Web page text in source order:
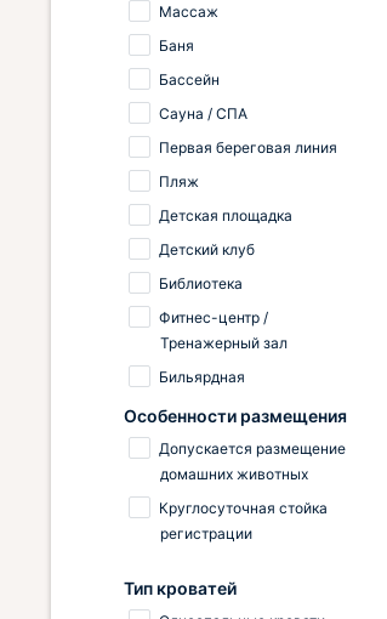
Массаж
Баня
Бассейн
Сауна / СПА
Первая береговая линия
Пляж
Детская площадка
Детский клуб
Библиотека
Фитнес-центр /
Тренажерный зал
Бильярдная
Особенности размещения
Допускается размещение
домашних животных
Круглосуточная стойка
регистрации
Тип кроватей